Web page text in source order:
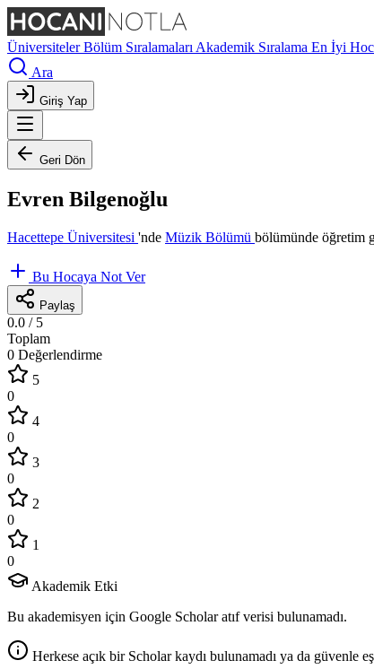
ÜniversitelerBölüm Sıralamaları Akademik Sıralama En İyi
Ara
Giriş Yap
Geri Dön
Evren Bilgenoğlu
Hacettepe Üniversitesi 'nde Müzik Bölümü bölümünde öğretim
Bu Hocaya Not Ver
Paylaş
0.0 / 5
Toplam
0 Değerlendirme
5
0
4
0
3
0
2
0
1
0
Akademik Etki
Bu akademisyen için Google Scholar atıf verisi bulunamadı.
Herkese açık bir Scholar kaydı bulunamadı ya da güvenle